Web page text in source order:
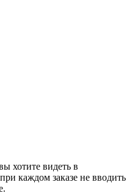
хотите видеть в
каждом заказе не вводить